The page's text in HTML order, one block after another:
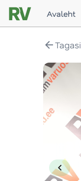
Avaleht
arrow_backTagasi
chevron_left